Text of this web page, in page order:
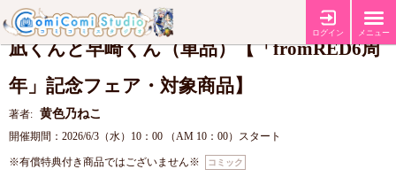
ログイン メニュー
フェア 【fromRED6周年記念フェア】
凪くんと早崎くん（単品）【「fromRED6周
年」記念フェア・対象商品】
著者: 黄色乃ねこ
開催期間：2026/6/3（水）10：00 （AM 10：00）スタート
※有償特典付き商品ではございません※ コミック